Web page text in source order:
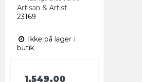
Artisan & Artist
23169
Ikke på lager i
butik
1.549,00